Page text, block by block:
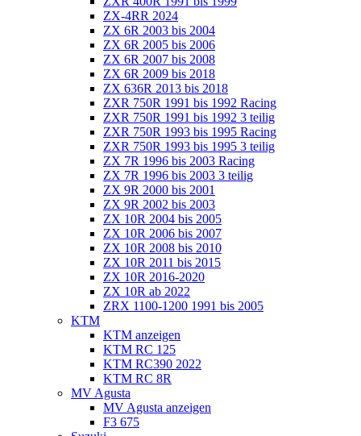
ZX-4RR 2024
ZX 6R 2003 bis 2004
ZX 6R 2005 bis 2006
ZX 6R 2007 bis 2008
ZX 6R 2009 bis 2018
ZX 636R 2013 bis 2018
ZXR 750R 1991 bis 1992 Racing
ZXR 750R 1991 bis 1992 3 teilig
ZXR 750R 1993 bis 1995 Racing
ZXR 750R 1993 bis 1995 3 teilig
ZX 7R 1996 bis 2003 Racing
ZX 7R 1996 bis 2003 3 teilig
ZX 9R 2000 bis 2001
ZX 9R 2002 bis 2003
ZX 10R 2004 bis 2005
ZX 10R 2006 bis 2007
ZX 10R 2008 bis 2010
ZX 10R 2011 bis 2015
ZX 10R 2016-2020
ZX 10R ab 2022
ZRX 1100-1200 1991 bis 2005
KTM
KTM anzeigen
KTM RC 125
KTM RC390 2022
KTM RC 8R
MV Agusta
MV Agusta anzeigen
F3 675